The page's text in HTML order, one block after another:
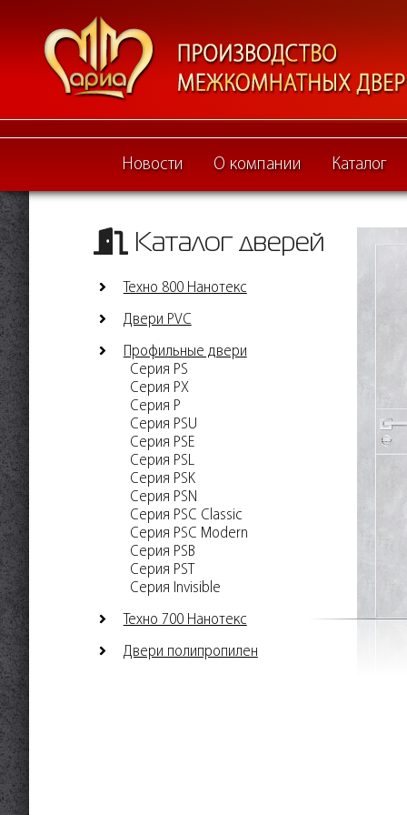
Новости О компании Каталог
Каталог дверей
Техно 800 Нанотекс
Двери PVC
Профильные двери
Серия PS
Серия PX
Серия P
Серия PSU
Серия PSE
Серия PSL
Серия PSK
Серия PSN
Серия PSC Classic
Серия PSC Modern
Серия PSB
Серия PST
Серия Invisible
Техно 700 Нанотекс
Двери полипропилен